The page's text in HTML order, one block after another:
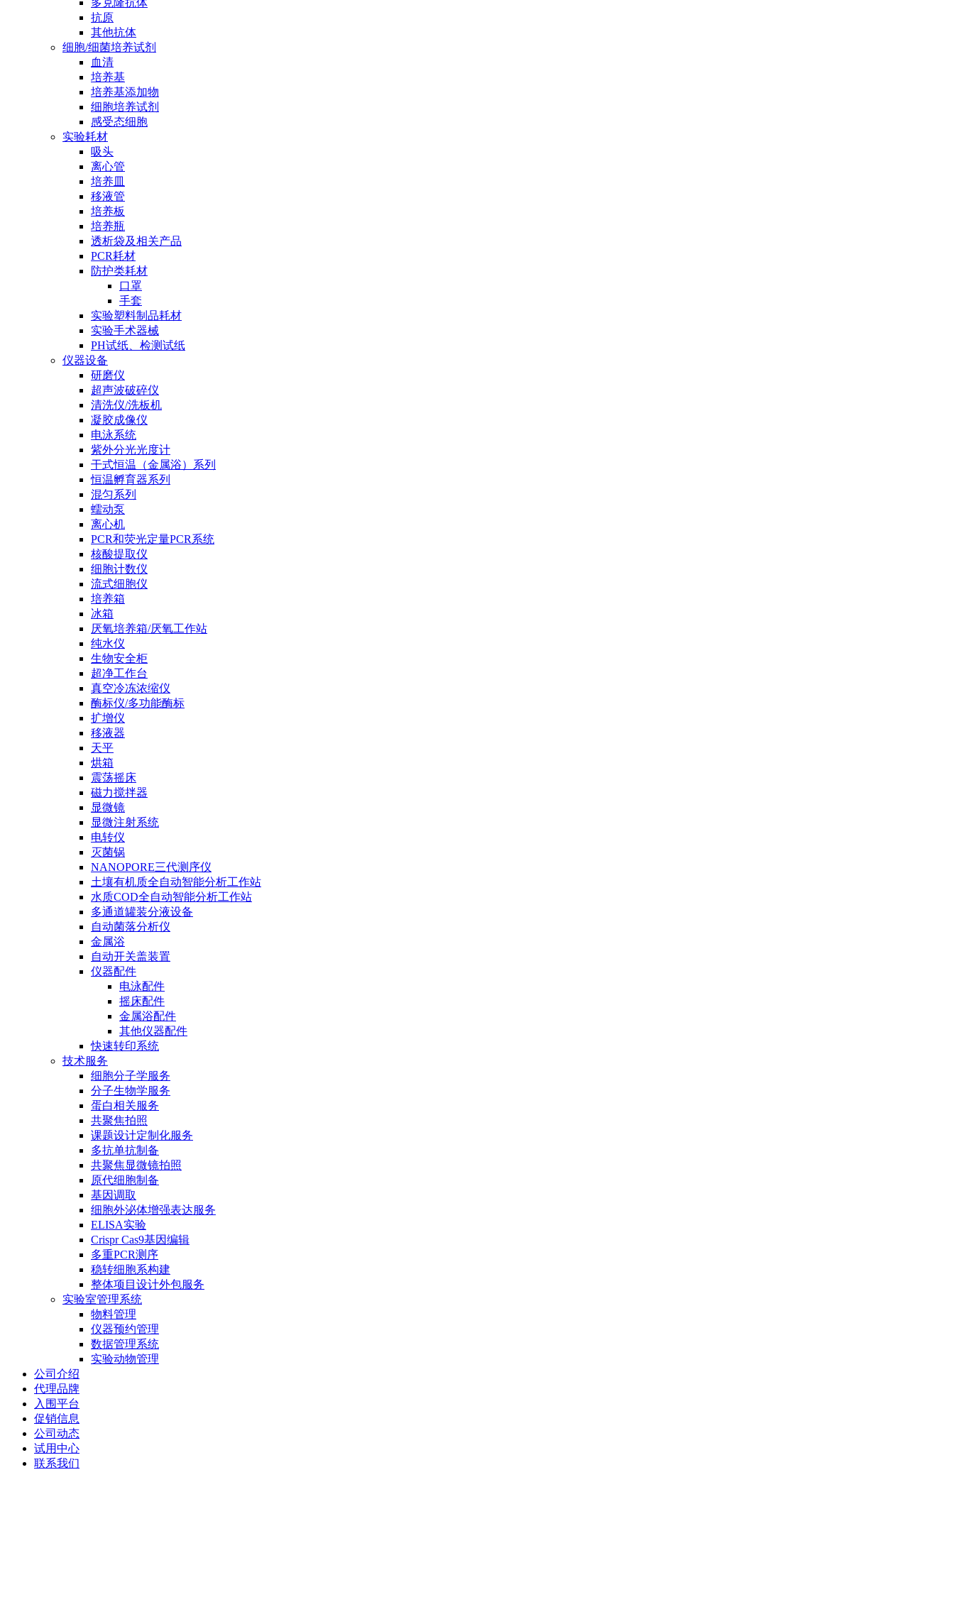
多克隆抗体
抗原
其他抗体
细胞/细菌培养试剂
血清
培养基
培养基添加物
细胞培养试剂
感受态细胞
实验耗材
吸头
离心管
培养皿
移液管
培养板
培养瓶
透析袋及相关产品
PCR耗材
防护类耗材
口罩
手套
实验塑料制品耗材
实验手术器械
PH试纸、检测试纸
仪器设备
研磨仪
超声波破碎仪
清洗仪/洗板机
凝胶成像仪
电泳系统
紫外分光光度计
干式恒温（金属浴）系列
恒温孵育器系列
混匀系列
蠕动泵
离心机
PCR和荧光定量PCR系统
核酸提取仪
细胞计数仪
流式细胞仪
培养箱
冰箱
厌氧培养箱/厌氧工作站
纯水仪
生物安全柜
超净工作台
真空冷冻浓缩仪
酶标仪/多功能酶标
扩增仪
移液器
天平
烘箱
震荡摇床
磁力搅拌器
显微镜
显微注射系统
电转仪
灭菌锅
NANOPORE三代测序仪
土壤有机质全自动智能分析工作站
水质COD全自动智能分析工作站
多通道罐装分液设备
自动菌落分析仪
金属浴
自动开关盖装置
仪器配件
电泳配件
摇床配件
金属浴配件
其他仪器配件
快速转印系统
技术服务
细胞分子学服务
分子生物学服务
蛋白相关服务
共聚焦拍照
课题设计定制化服务
多抗单抗制备
共聚焦显微镜拍照
原代细胞制备
基因调取
细胞外泌体增强表达服务
ELISA实验
Crispr Cas9基因编辑
多重PCR测序
稳转细胞系构建
整体项目设计外包服务
实验室管理系统
物料管理
仪器预约管理
数据管理系统
实验动物管理
公司介绍
代理品牌
入围平台
促销信息
公司动态
试用中心
联系我们